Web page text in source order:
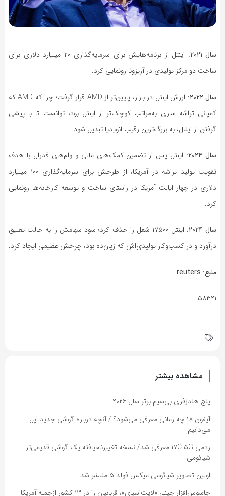
سال ۲۰۲۱:
اینتل از برنامه‌هایش برای سرمایه‌گذاری ۲۰ میلیارد دلاری برای
ساخت دو مرکز تولیدی در آریزونا رونمایی کرد.
سال ۲۰۲۲:
ارزش اینتل در بازار، پایین‌تر از AMD قرار گرفت؛ چرا که AMD که
کمپانی تراشه سازی به‌مراتب کوچک‌تر از اینتل بود، توانست تا با پیشی
گرفتن از اینتل، به بزرگ‌ترین رقیب انویدیا تبدیل شود.
سال ۲۰۲۴:
اینتل پس از تضمین کمک‌های مالی و وام‌های فدرال با هدف
تقویت تولید تراشه در آمریکا، از طرحش برای سرمایه‌گذاری ۱۰۰ میلیارد
دلاری در چهار ایالت آمریکا در راستای ساخت و توسعه کارخانه‌ها رونمایی
کرد.
سال ۲۰۲۴
: اینتل ۱۷۵۰۰ شغل را حذف کرد؛ سود سهامش را به حالت تعلیق
درآورد و در کسب‌وکار تولیدی‌اش که زیان‌ده بود، چرخش عظیمی ایجاد کرد.
منبع: reuters
۵۸۳۲۱
مشاهده بیشتر
پنج هندزفری بی‌سیم برتر سال ۲۰۲۶
آیفون ۱۸ چه زمانی معرفی می‌شود؟ / آنچه درباره گوشی جدید اپل
می‌دانیم
ردمی ۱۷C ۵G معرفی شد/ نسخه تغییرنام‌یافته یک گوشی قدیمی‌تر
شیائومی
اولین تصاویر شیائومی میکس فولد ۵ منتشر شد
جاسوس‌افزار چینی «لایت‌اسپای»، قربانیان را در ۱۳ کشور ازجمله آمریکا